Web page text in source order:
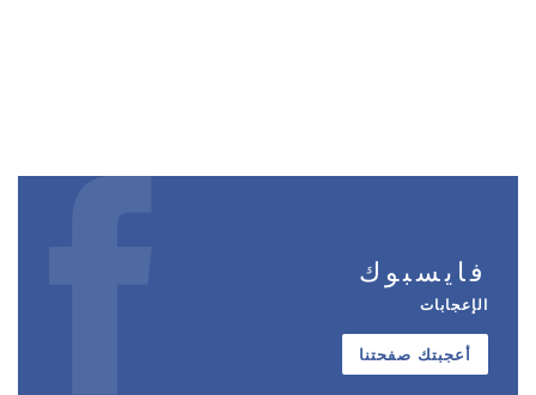
فايسبوك
الإعجابات
أعجبتك صفحتنا